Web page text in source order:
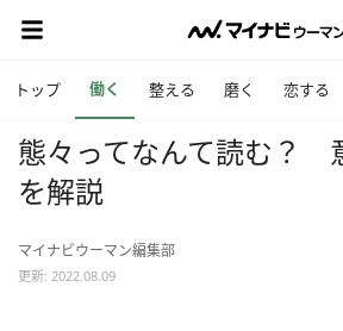
トップ 働く 整える 磨く 恋する
態々ってなんて読む？
を解説
マイナビウーマン編集部
更新: 2022.08.09